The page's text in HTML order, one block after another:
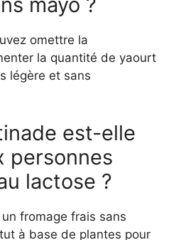
omettre la
la quantité de yaourt
légère et sans
est-elle
personnes
lactose ?
fromage frais sans
à base de plantes pour